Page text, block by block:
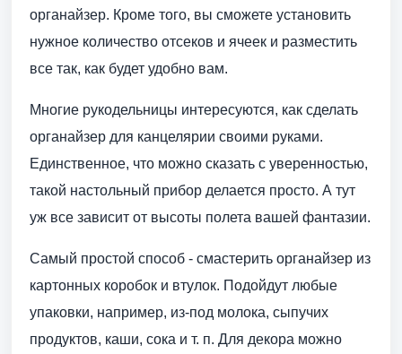
органайзер. Кроме того, вы сможете установить
нужное количество отсеков и ячеек и разместить
все так, как будет удобно вам.
Многие рукодельницы интересуются, как сделать
органайзер для канцелярии своими руками.
Единственное, что можно сказать с уверенностью,
такой настольный прибор делается просто. А тут
уж все зависит от высоты полета вашей фантазии.
Самый простой способ - смастерить органайзер из
картонных коробок и втулок. Подойдут любые
упаковки, например, из-под молока, сыпучих
продуктов, каши, сока и т. п. Для декора можно